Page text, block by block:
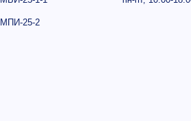
МПИ-25-2